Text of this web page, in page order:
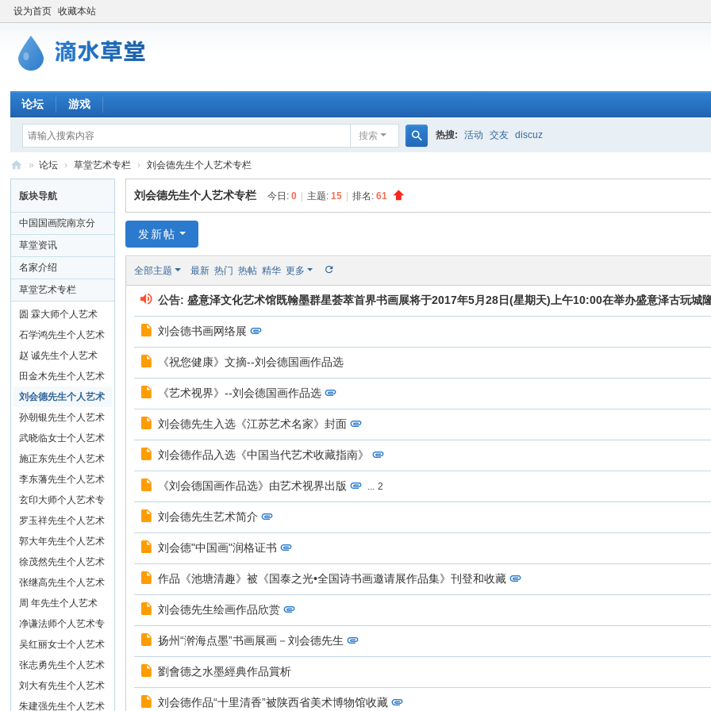
设为首页 收藏本站
论坛 游戏
搜索
索
热搜: 活动 交友 discuz
水
草
堂
书
画
» 论坛 › 草堂艺术专栏 › 刘会德先生个人艺术专栏
版块导航
中国国画院南京分
院
草堂资讯
名家介绍
草堂艺术专栏
圆 霖大师个人艺术
专栏
石学鸿先生个人艺术
专栏
赵 诚先生个人艺术
专栏
田金木先生个人艺术
专栏
刘会德先生个人艺术
专栏
孙朝银先生个人艺术
专栏
武晓临女士个人艺术
专栏
施正东先生个人艺术
专栏
李东藩先生个人艺术
专栏
玄印大师个人艺术专
栏
罗玉祥先生个人艺术
专栏
郭大年先生个人艺术
专栏
徐茂然先生个人艺术
专栏
张继高先生个人艺术
专栏
周 年先生个人艺术
专栏
净谦法师个人艺术专
栏
吴红丽女士个人艺术
专栏
张志勇先生个人艺术
专栏
刘大有先生个人艺术
专栏
朱建强先生个人艺术
刘会德先生个人艺术专栏 今日:0 主题:15 排名:61
发新帖
全部主题 最新 热门 热帖 精华 更多
公告:盛意泽文化艺术馆既翰墨群星荟萃首界书画展将于2017年5月28日(星期天)上午10:00在举办盛意泽古玩城
刘会德书画网络展
《祝您健康》文摘--刘会德国画作品选
《艺术视界》--刘会德国画作品选
刘会德先生入选《江苏艺术名家》封面
刘会德作品入选《中国当代艺术收藏指南》
《刘会德国画作品选》由艺术视界出版 ... 2
刘会德先生艺术简介
刘会德"中国画"润格证书
作品《池塘清趣》被《国泰之光•全国诗书画邀请展作品集》刊登和收藏
刘会德先生绘画作品欣赏
扬州“澣海点墨”书画展画－刘会德先生
劉會德之水墨經典作品賞析
刘会德作品“十里清香”被陕西省美术博物馆收藏